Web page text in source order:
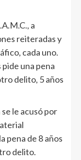
a
reiteradas y
cada uno.
pide una pena
delito, 5 años
se le acusó por
pena de 8 años
delito.